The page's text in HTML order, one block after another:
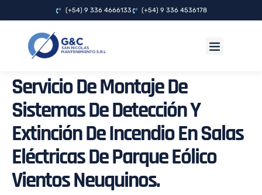
(+54) 9 336 4666133 (+54) 9 336 4536178
Servicio De Montaje De
Sistemas De Detección Y
Extinción De Incendio En Salas
Eléctricas De Parque Eólico
Vientos Neuquinos.